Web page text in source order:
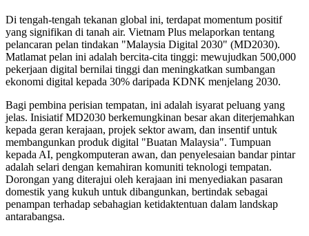
Di tengah-tengah tekanan global ini, terdapat momentum positif
yang signifikan di tanah air. Vietnam Plus melaporkan tentang
pelancaran pelan tindakan "Malaysia Digital 2030" (MD2030).
Matlamat pelan ini adalah bercita-cita tinggi: mewujudkan 500,000
pekerjaan digital bernilai tinggi dan meningkatkan sumbangan
ekonomi digital kepada 30% daripada KDNK menjelang 2030.
Bagi pembina perisian tempatan, ini adalah isyarat peluang yang
jelas. Inisiatif MD2030 berkemungkinan besar akan diterjemahkan
kepada geran kerajaan, projek sektor awam, dan insentif untuk
membangunkan produk digital "Buatan Malaysia". Tumpuan
kepada AI, pengkomputeran awan, dan penyelesaian bandar pintar
adalah selari dengan kemahiran komuniti teknologi tempatan.
Dorongan yang diterajui oleh kerajaan ini menyediakan pasaran
domestik yang kukuh untuk dibangunkan, bertindak sebagai
penampan terhadap sebahagian ketidaktentuan dalam landskap
antarabangsa.